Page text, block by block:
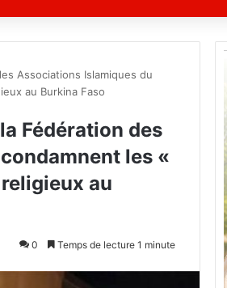
Associations Islamiques du
au Burkina Faso
Fédération des
les «
au
0 Temps de lecture 1 minute